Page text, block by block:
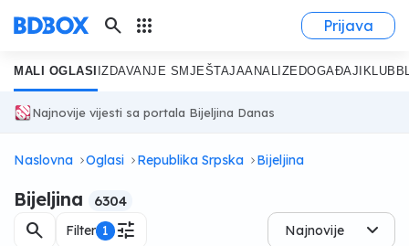
search apps Prijava
MALI OGLASI IZDAVANJE SMJEŠTAJAANALIZE DOGAĐAJI KLUB
Najnovije vijesti sa portala Bijeljina Danas
Naslovna Oglasi Republika Srpska Bijeljina
Bijeljina 6304
search Filter 1 tune Najnovije